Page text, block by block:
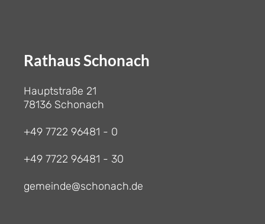
Rathaus Schonach
Hauptstraße 21
78136 Schonach
+49 7722 96481 - 0
+49 7722 96481 - 30
gemeinde@schonach.de